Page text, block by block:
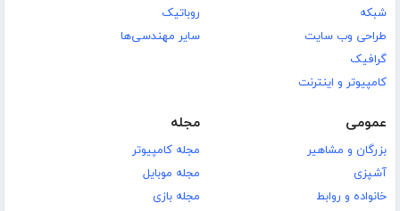
شبکه
طراحی وب سایت
گرافیک
کامپیوتر و اینترنت
روباتیک
سایر مهندسی‌ها
عمومی
بزرگان و مشاهیر
آشپزی
خانواده و روابط
مجله
مجله کامپیوتر
مجله موبایل
مجله بازی